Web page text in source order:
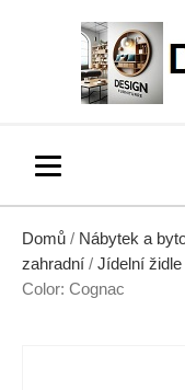
Domů / Nábytek a
zahradní / Jídelní židle
Color: Cognac